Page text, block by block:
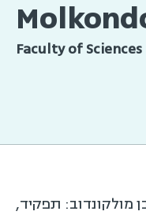
Faculty of Sciences
מולקונדוב: תפקיד,